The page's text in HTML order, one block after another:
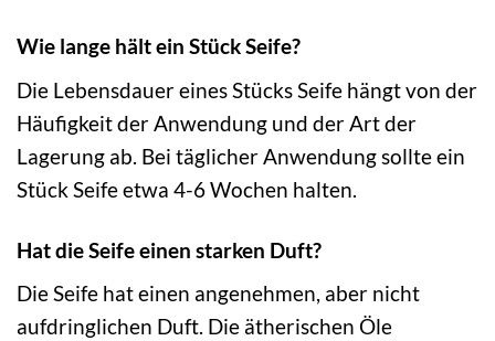
Wie lange hält ein Stück Seife?
Die Lebensdauer eines Stücks Seife hängt von der
Häufigkeit der Anwendung und der Art der
Lagerung ab. Bei täglicher Anwendung sollte ein
Stück Seife etwa 4-6 Wochen halten.
Hat die Seife einen starken Duft?
Die Seife hat einen angenehmen, aber nicht
aufdringlichen Duft. Die ätherischen Öle